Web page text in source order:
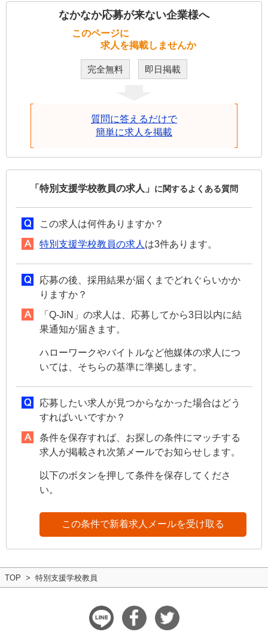
なかなか応募が来ない企業様へ
このページに
求人を掲載しませんか
完全無料 即日掲載
質問に答えるだけで
簡単に求人を掲載
「特別支援学校教員の求人」 に関するよくある質問
この求人は何件ありますか？
特別支援学校教員の求人 は3件あります。
応募の後、採用結果が届くまでどれぐらいかか
りますか？
「Q-JiN」の求人は、応募してから3日以内に結
果通知が届きます。
ハローワークやバイトルなど他媒体の求人につ
いては、そちらの基準に準拠します。
応募したい求人が見つからなかった場合はどう
すればいいですか？
条件を保存すれば、お探しの条件にマッチする
求人が掲載され次第メールでお知らせします。
以下のボタンを押して条件を保存してくださ
い。
この条件で新着求人メールを受け取る
TOP 特別支援学校教員